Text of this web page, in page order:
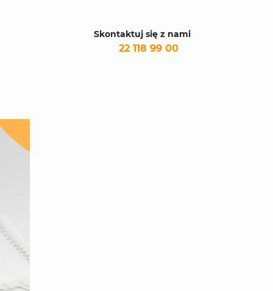
Skontaktuj się z nami
22 118 99 00